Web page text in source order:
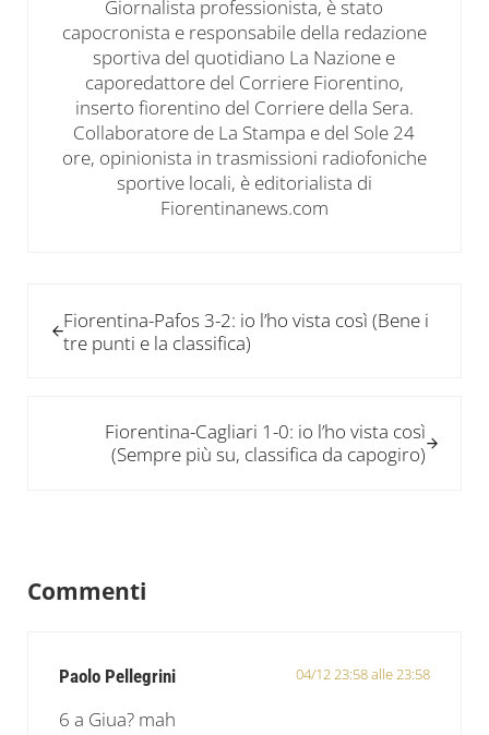
Giornalista professionista, è stato
capocronista e responsabile della redazione
sportiva del quotidiano La Nazione e
caporedattore del Corriere Fiorentino,
inserto fiorentino del Corriere della Sera.
Collaboratore de La Stampa e del Sole 24
ore, opinionista in trasmissioni radiofoniche
sportive locali, è editorialista di
Fiorentinanews.com
Fiorentina-Pafos 3-2: io l’ho vista così (Bene i
tre punti e la classifica)
Fiorentina-Cagliari 1-0: io l’ho vista così
(Sempre più su, classifica da capogiro)
Commenti
Paolo Pellegrini 04/12 23:58 alle 23:58
6 a Giua? mah